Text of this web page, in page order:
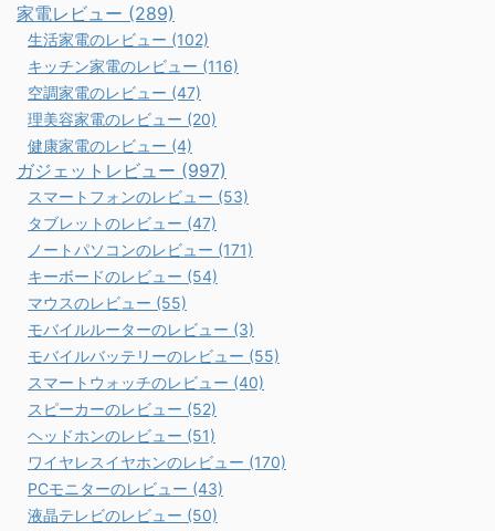
家電レビュー (289)
生活家電のレビュー (102)
キッチン家電のレビュー (116)
空調家電のレビュー (47)
理美容家電のレビュー (20)
健康家電のレビュー (4)
ガジェットレビュー (997)
スマートフォンのレビュー (53)
タブレットのレビュー (47)
ノートパソコンのレビュー (171)
キーボードのレビュー (54)
マウスのレビュー (55)
モバイルルーターのレビュー (3)
モバイルバッテリーのレビュー (55)
スマートウォッチのレビュー (40)
スピーカーのレビュー (52)
ヘッドホンのレビュー (51)
ワイヤレスイヤホンのレビュー (170)
PCモニターのレビュー (43)
液晶テレビのレビュー (50)